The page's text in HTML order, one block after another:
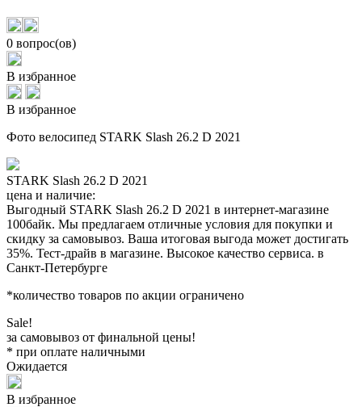
0 вопрос(ов)
В избранное
В избранное
Фото велосипед STARK Slash 26.2 D 2021
STARK Slash 26.2 D 2021
цена и наличие:
Выгодный STARK Slash 26.2 D 2021 в интернет-магазине
100байк. Мы предлагаем отличные условия для покупки и
скидку за самовывоз. Ваша итоговая выгода может достигать
35%. Тест-драйв в магазине. Высокое качество сервиса. в
Санкт-Петербурге
*количество товаров по акции ограничено
Sale!
за самовывоз от финальной цены!
* при оплате наличными
Ожидается
В избранное